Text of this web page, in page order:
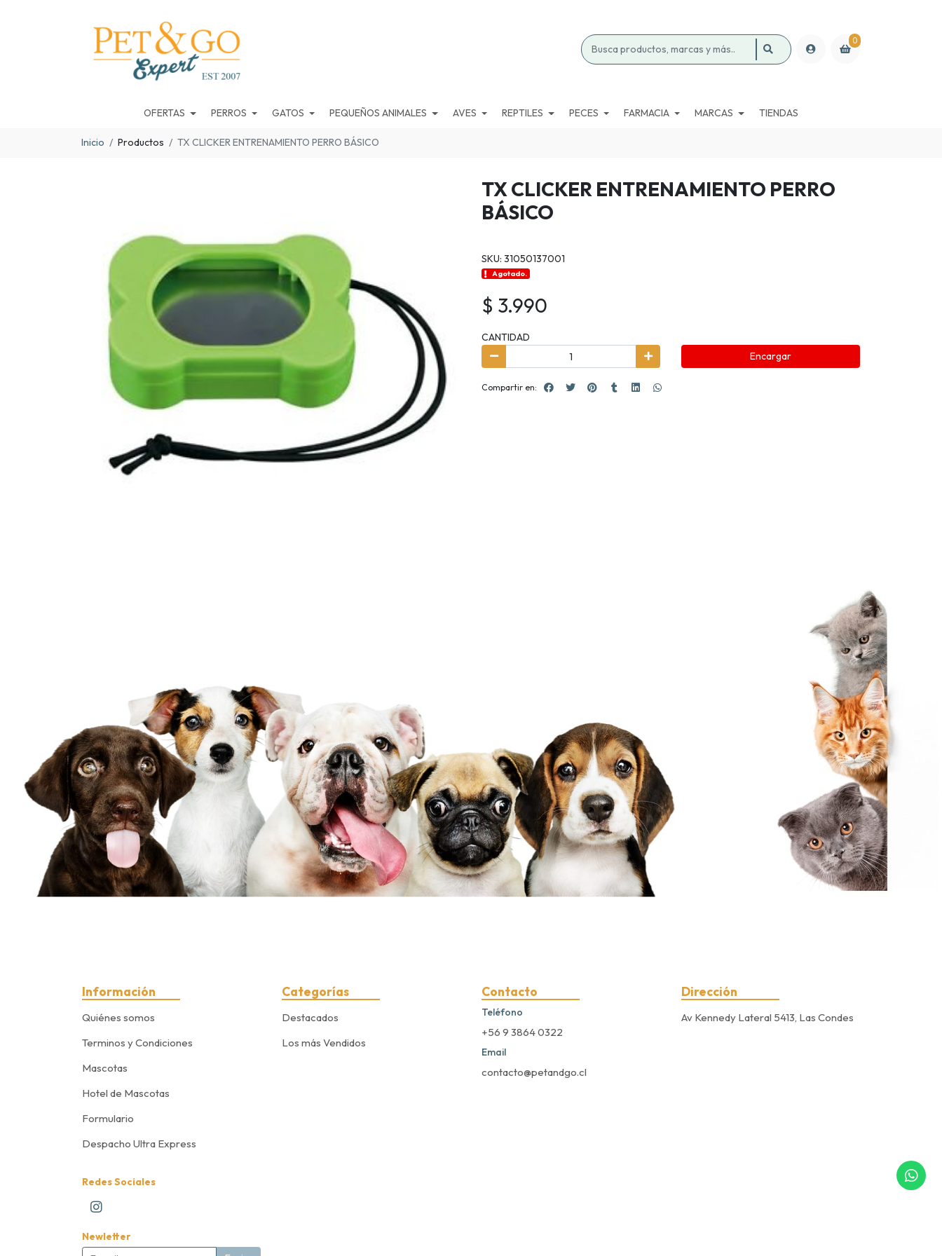
0
OFERTAS PERROS GATOS PEQUEÑOS ANIMALES AVES REPTILES PECES FARMACIA MARCAS TIENDAS
Inicio Productos TX CLICKER ENTRENAMIENTO PERRO BÁSICO
TX CLICKER ENTRENAMIENTO PERRO
BÁSICO
SKU: 31050137001
Agotado.
$ 3.990
CANTIDAD
Encargar
Compartir en:
Información
Quiénes somos
Terminos y Condiciones
Mascotas
Hotel de Mascotas
Formulario
Despacho Ultra Express
Categorías
Destacados
Los más Vendidos
Contacto
Teléfono
+56 9 3864 0322
Email
contacto@petandgo.cl
Dirección
Av Kennedy Lateral 5413, Las Condes
Redes Sociales
Newletter